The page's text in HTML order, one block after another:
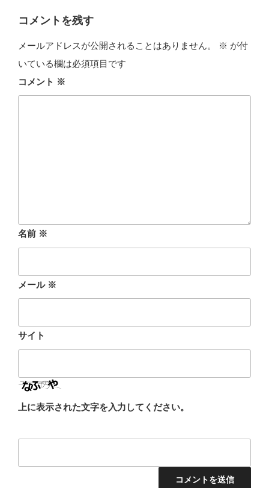
コメントを残す
メールアドレスが公開されることはありません。 ※ が付
いている欄は必須項目です
コメント ※
名前 ※
メール ※
サイト
上に表示された文字を入力してください。